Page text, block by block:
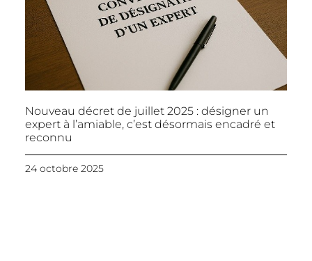
Nouveau décret de juillet 2025 : désigner un
expert à l’amiable, c’est désormais encadré et
reconnu
24 octobre 2025